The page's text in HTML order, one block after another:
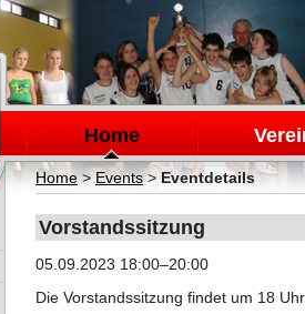
Navigation
überspringen
Home
Home> Events> Eventdetails
Vorstandssitzung
05.09.2023 18:00–20:00
Die Vorstandssitzung findet um 18